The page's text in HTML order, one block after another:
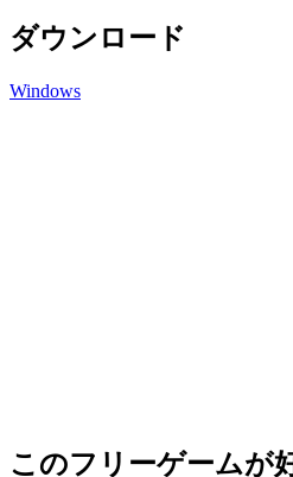
ダウンロード
Windows
このフリーゲームが